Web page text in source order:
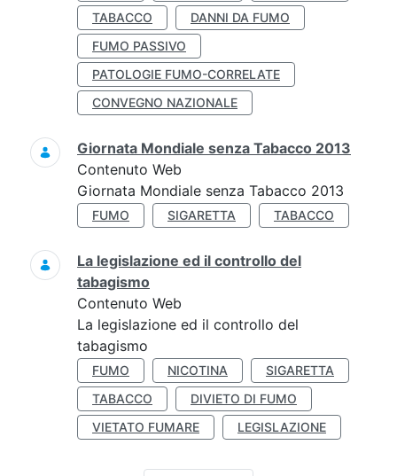
TABACCO
DANNI DA FUMO
FUMO PASSIVO
PATOLOGIE FUMO-CORRELATE
CONVEGNO NAZIONALE
Giornata Mondiale senza Tabacco 2013
Contenuto Web
Giornata Mondiale senza Tabacco 2013
FUMO SIGARETTA TABACCO
La legislazione ed il controllo del
tabagismo
Contenuto Web
La legislazione ed il controllo del
tabagismo
FUMO NICOTINA
SIGARETTA
TABACCO
DIVIETO DI FUMO
VIETATO FUMARE
LEGISLAZIONE